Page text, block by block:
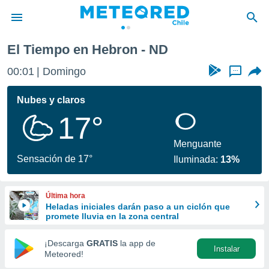
de
por
se
calidad.
a este
las
y
forma
digital
basada
El Tiempo en Hebron - ND
00:01 Domingo ...
Nubes y claros
17°
Sensación de 17°
Menguante
Iluminada: 13%
Última hora
Heladas iniciales darán paso a un ciclón que
promete lluvia en la zona central
¡Descarga GRATIS la app de
Meteored!
Instalar